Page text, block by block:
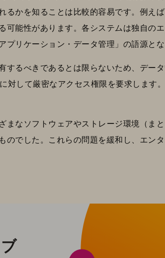
るかを知ることは比較的容易です。例え
能性があります。各システムは独自の
リケーション・データ管理」の語源とな
るべきであるとは限らないため、デー
対して厳密なアクセス権限を要求します
まなソフトウェアやストレージ環境（ま
のでした。これらの問題を緩和し、エン